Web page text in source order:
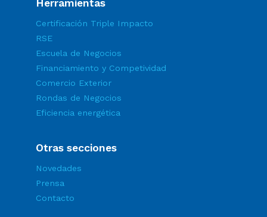
Herramientas
Certificación Triple Impacto
RSE
Escuela de Negocios
Financiamiento y Competividad
Comercio Exterior
Rondas de Negocios
Eficiencia energética
Otras secciones
Novedades
Prensa
Contacto